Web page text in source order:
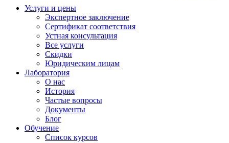
Услуги и цены
Экспертное заключение
Сертификат соответствия
Устная консультация
Все услуги
Скидки
Юридическим лицам
Лаборатория
О нас
История
Частые вопросы
Документы
Блог
Обучение
Список курсов